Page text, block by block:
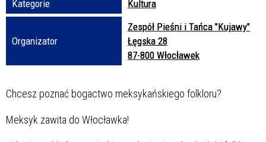
Kategorie
Kultura
Organizator
Zespół Pieśni i Tańca "Kujawy"
Łęgska 28
87-800 Włocławek
Chcesz poznać bogactwo meksykańskiego folkloru?
Meksyk zawita do Włocławka!